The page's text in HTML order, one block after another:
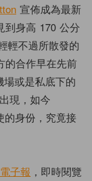
宣佈成為最新
到身高 170 公分
輕不過所散發的
的合作早在先前
或是私底下的
現，如今
的身份，究竟接
子報 ，即時閱覽